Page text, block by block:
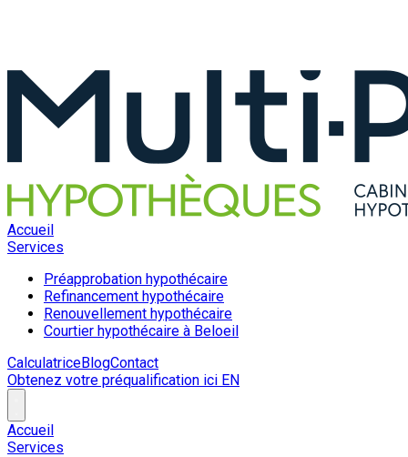
Accueil
Services
Préapprobation hypothécaire
Refinancement hypothécaire
Renouvellement hypothécaire
Courtier hypothécaire à Beloeil
CalculatriceBlogContact
Obtenez votre préqualification ici EN
Accueil
Services